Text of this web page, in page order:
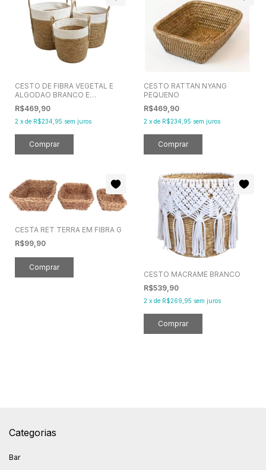
CESTO DE FIBRA VEGETAL E
ALGODAO BRANCO E
NATURAL M
R$469,90
2 x de R$234,95 sem juros
CESTO RATTAN NYANG
PEQUENO
R$469,90
2 x de R$234,95 sem juros
CESTA RET TERRA EM FIBRA G
R$99,90
CESTO MACRAME BRANCO
R$539,90
2 x de R$269,95 sem juros
Categorias
Bar